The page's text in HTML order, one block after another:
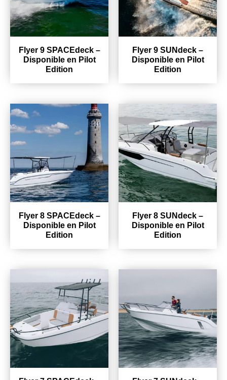
Flyer 9 SPACEdeck –
Disponible en Pilot
Edition
Flyer 9 SUNdeck –
Disponible en Pilot
Edition
Flyer 8 SPACEdeck –
Disponible en Pilot
Edition
Flyer 8 SUNdeck –
Disponible en Pilot
Edition